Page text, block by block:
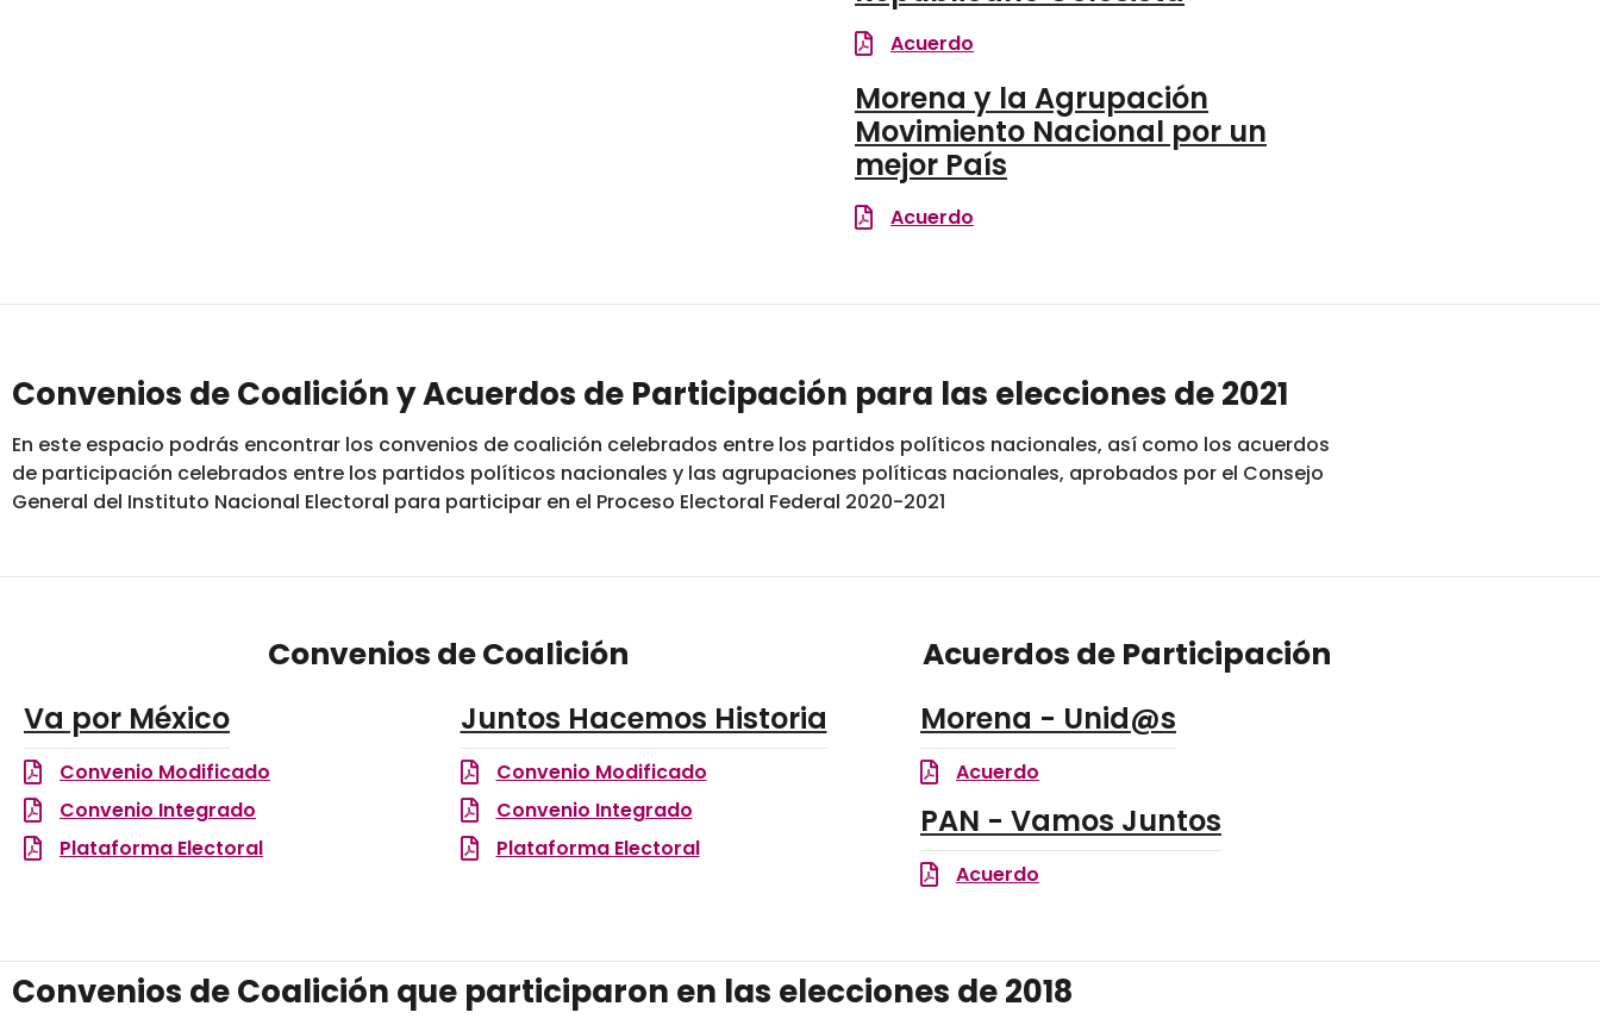
Acuerdo
Morena y la Agrupación
Movimiento Nacional por un
mejor País
Acuerdo
Convenios de Coalición y Acuerdos de Participación para las elecciones de 2021
En este espacio podrás encontrar los convenios de coalición celebrados entre los partidos políticos nacionales, así como los acuerdos
de participación celebrados entre los partidos políticos nacionales y las agrupaciones políticas nacionales, aprobados por el Consejo
General del Instituto Nacional Electoral para participar en el Proceso Electoral Federal 2020-2021
Convenios de Coalición
Va por México
Convenio Modificado
Convenio Integrado
Plataforma Electoral
Juntos Hacemos Historia
Convenio Modificado
Convenio Integrado
Plataforma Electoral
Acuerdos de Participación
Morena - Unid@s
Acuerdo
PAN - Vamos Juntos
Acuerdo
Convenios de Coalición que participaron en las elecciones de 2018